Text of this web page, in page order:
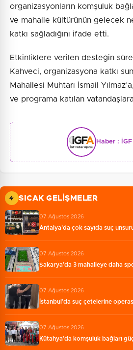
organizasyonların komşuluk
ve mahalle kültürünün gelecek
katkı sağladığını ifade etti.
Etkinliklere verilen desteğin
Kahveci, organizasyona katkı
Mahallesi Muhtarı İsmail
ve programa katılan
Haber :
SICAK GELIŞMELER
07 Ağustos 2026
Antalya’da çok sayıda suç
07 Ağustos 2026
Sakarya’da 3 mahalleye daha
07 Ağustos 2026
İstanbul’da suç çetelerine
07 Ağustos 2026
Kütahya’da komşuluk bağları